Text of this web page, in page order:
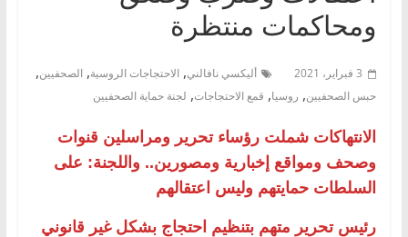
ومحاكمات منتظرة
3 فبراير، 2021 أليكسي نافالني, الاحتجاجات الروسية, الصحفيين,
حبس الصحفيين, روسيا, قمع الاحتجاجات, لجنة حماية الصحفيين
الانتهاكات شملت رؤساء تحرير ومراسلين قنوات
وصحف ومواقع إخبارية ومصورين.. واللجنة: على
السلطات حمايتهم وليس اعتقالهم
رئيس تحرير متهم بتنظيم احتجاج بشكل غير قانوني